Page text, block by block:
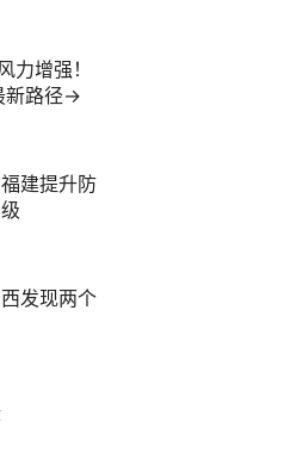
力增强！
新路径→
建提升防
发现两个